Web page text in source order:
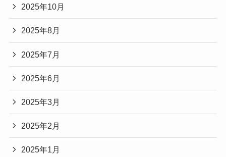
2025年10月
2025年8月
2025年7月
2025年6月
2025年3月
2025年2月
2025年1月